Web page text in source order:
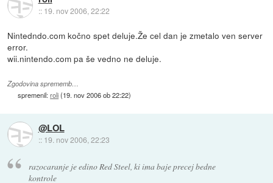
:: 19. nov 2006, 22:22
Nintedndo.com kočno spet deluje.Že cel dan je zmetalo ven server
error.
wii.nintendo.com pa še vedno ne deluje.
Zgodovina sprememb…
spremenil:roli(19. nov 2006 ob 22:22)
@LOL
:: 19. nov 2006, 22:23
razocaranje je edino Red Steel, ki ima baje precej bedne
kontrole